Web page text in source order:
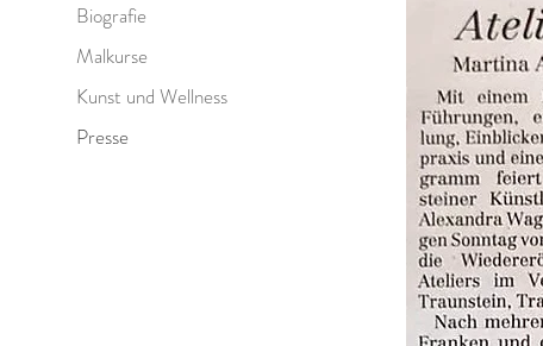
Biografie
Malkurse
Kunst und Wellness
Presse